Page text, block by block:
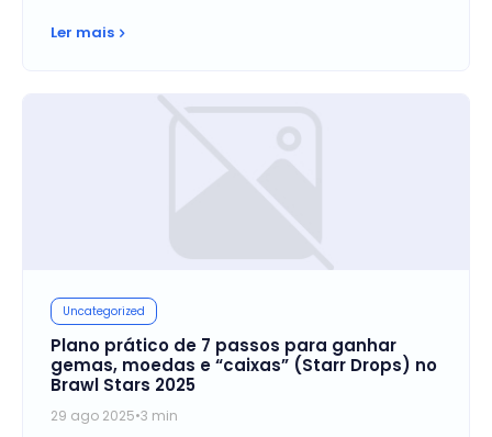
Ler mais
Uncategorized
Plano prático de 7 passos para ganhar
gemas, moedas e “caixas” (Starr Drops) no
Brawl Stars 2025
29 ago 2025•3 min